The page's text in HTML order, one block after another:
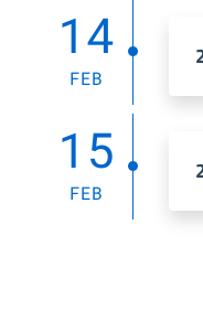
14
FEB
15
FEB